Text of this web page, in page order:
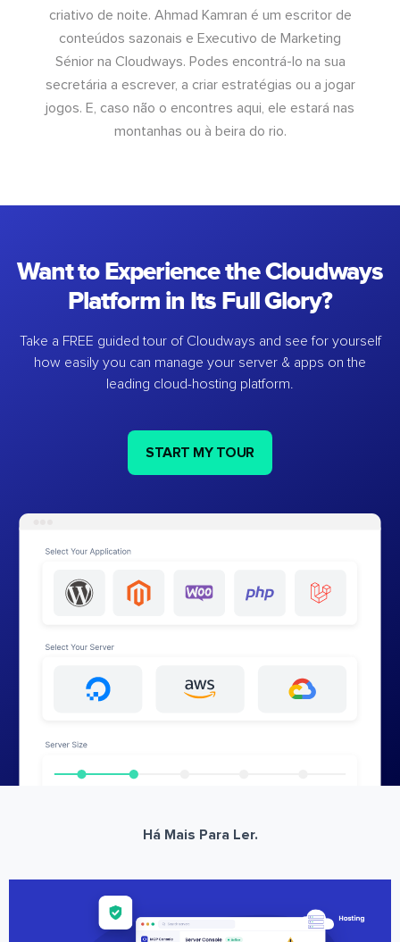
criativo de noite. Ahmad Kamran é um escritor de
conteúdos sazonais e Executivo de Marketing
Sénior na Cloudways. Podes encontrá-lo na sua
secretária a escrever, a criar estratégias ou a jogar
jogos. E, caso não o encontres aqui, ele estará nas
montanhas ou à beira do rio.
Want to Experience the Cloudways
Platform in Its Full Glory?
Take a FREE guided tour of Cloudways and see for yourself
how easily you can manage your server & apps on the
leading cloud-hosting platform.
START MY TOUR
Há Mais Para Ler.